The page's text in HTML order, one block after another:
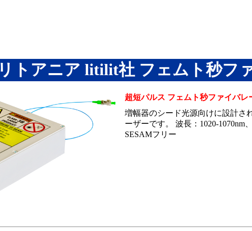
リトアニア litilit社 フェムト秒フ
超短パルス フェムト秒ファイバレ
増幅器のシード光源向けに設計さ
ーザーです。 波長：1020-1070nm
SESAMフリー